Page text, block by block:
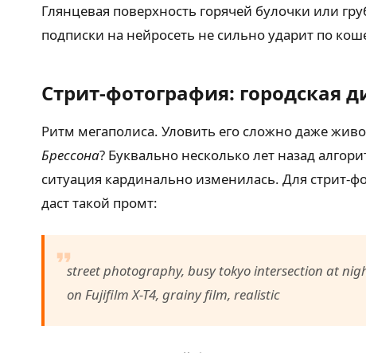
Глянцевая поверхность горячей булочки или
подписки на нейросеть не сильно ударит по
Стрит-фотография: городская
Ритм мегаполиса. Уловить его сложно даже
Брессона? Буквально несколько лет назад
ситуация кардинально изменилась. Для стрит-
даст такой промт:
street photography, busy tokyo intersection at
on Fujifilm X-T4, grainy film, realistic